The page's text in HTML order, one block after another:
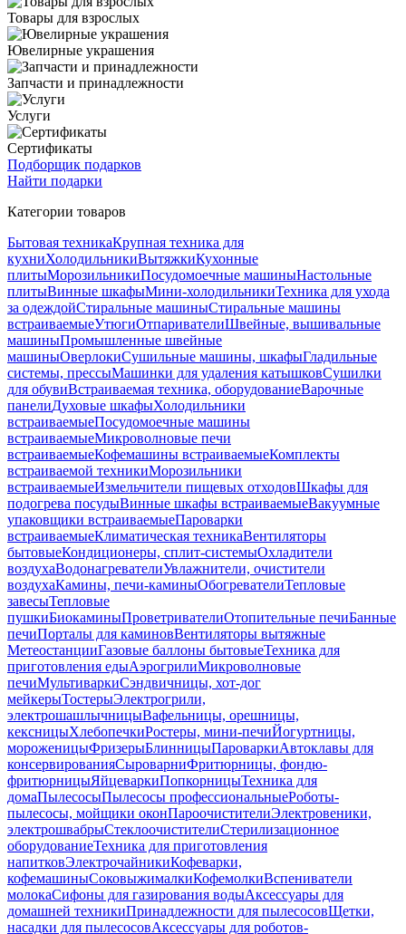
Товары для взрослых
Ювелирные украшения
Запчасти и принадлежности
Услуги
Сертификаты
Подборщик подарков
Найти подарки
Категории товаров
Бытовая техникаКрупная техника для
кухниХолодильникиВытяжкиКухонные
плитыМорозильникиПосудомоечные машиныНастольные
плитыВинные шкафыМини-холодильникиТехника для ухода
за одеждойСтиральные машиныСтиральные машины
встраиваемыеУтюгиОтпаривателиШвейные, вышивальные
машиныПромышленные швейные
машиныОверлокиСушильные машины, шкафыГладильные
системы, прессыМашинки для удаления катышковСушилки
для обувиВстраиваемая техника, оборудованиеВарочные
панелиДуховые шкафыХолодильники
встраиваемыеПосудомоечные машины
встраиваемыеМикроволновые печи
встраиваемыеКофемашины встраиваемыеКомплекты
встраиваемой техникиМорозильники
встраиваемыеИзмельчители пищевых отходовШкафы для
подогрева посудыВинные шкафы встраиваемыеВакуумные
упаковщики встраиваемыеПароварки
встраиваемыеКлиматическая техникаВентиляторы
бытовыеКондиционеры, сплит-системыОхладители
воздухаВодонагревателиУвлажнители, очистители
воздухаКамины, печи-каминыОбогревателиТепловые
завесыТепловые
пушкиБиокаминыПроветривателиОтопительные печиБанные
печиПорталы для каминовВентиляторы вытяжные
МетеостанцииГазовые баллоны бытовыеТехника для
приготовления едыАэрогрилиМикроволновые
печиМультиваркиСэндвичницы, хот-дог
мейкерыТостерыЭлектрогрили,
электрошашлычницыВафельницы, орешницы,
кексницыХлебопечкиРостеры, мини-печиЙогуртницы,
мороженицыФризерыБлинницыПароваркиАвтоклавы для
консервированияСыроварниФритюрницы, фондю-
фритюрницыЯйцеваркиПопкорницыТехника для
домаПылесосыПылесосы профессиональныеРоботы-
пылесосы, мойщики оконПароочистителиЭлектровеники,
электрошвабрыСтеклоочистителиСтерилизационное
оборудованиеТехника для приготовления
напитковЭлектрочайникиКофеварки,
кофемашиныСоковыжималкиКофемолкиВспениватели
молокаСифоны для газирования водыАксессуары для
домашней техникиПринадлежности для пылесосовЩетки,
насадки для пылесосовАксессуары для роботов-